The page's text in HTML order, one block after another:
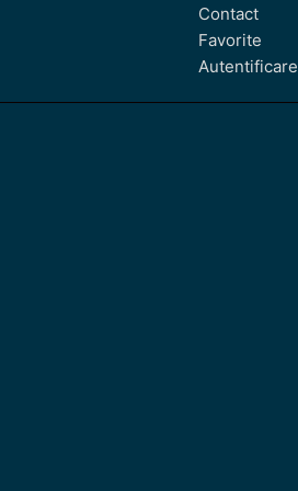
Contact
Favorite
Autentificare